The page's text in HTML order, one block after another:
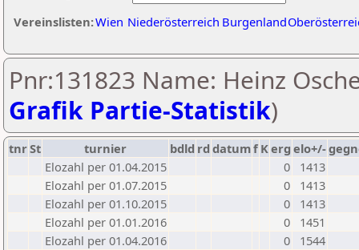
Vereinslisten:Wien Niederösterreich Burgenland
Pnr:131823 Name: Heinz
Grafik Partie-Statistik)
tnrSt turnier bdld rd datumf Kerg elo+/-
Elozahl per 01.04.2015
0
1413
Elozahl per 01.07.2015
0
1413
Elozahl per 01.10.2015
0
1413
Elozahl per 01.01.2016
0
1451
Elozahl per 01.04.2016
0
1544